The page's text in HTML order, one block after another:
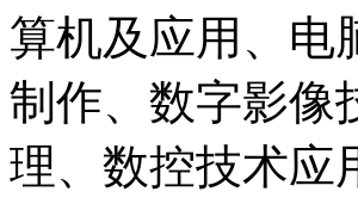
算机及应用、电
制作、数字影像
理、数控技术应